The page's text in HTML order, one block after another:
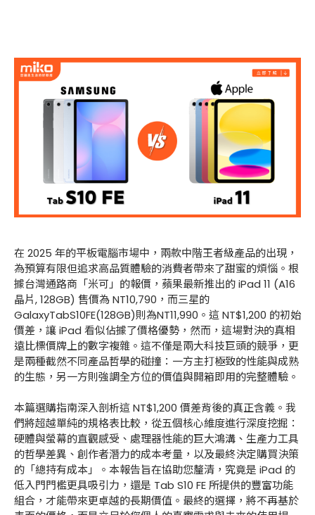
在 2025 年的平板電腦市場中，兩款中階王者級產品的出現，
為預算有限但追求高品質體驗的消費者帶來了甜蜜的煩惱。根
據台灣通路商「米可」的報價，蘋果最新推出的 iPad 11 (A16
晶片, 128GB) 售價為 NT10,790，而三星的
GalaxyTabS10FE(128GB)則為NT11,990。這 NT$1,200 的初始
價差，讓 iPad 看似佔據了價格優勢，然而，這場對決的真相
遠比標價牌上的數字複雜。這不僅是兩大科技巨頭的競爭，更
是兩種截然不同產品哲學的碰撞：一方主打極致的性能與成熟
的生態，另一方則強調全方位的價值與開箱即用的完整體驗。
本篇選購指南深入剖析這 NT$1,200 價差背後的真正含義。我
們將超越單純的規格表比較，從五個核心維度進行深度挖掘：
硬體與螢幕的直觀感受、處理器性能的巨大鴻溝、生產力工具
的哲學差異、創作者潛力的成本考量，以及最終決定購買決策
的「總持有成本」。本報告旨在協助您釐清，究竟是 iPad 的
低入門門檻更具吸引力，還是 Tab S10 FE 所提供的豐富功能
組合，才能帶來更卓越的長期價值。最終的選擇，將不再基於